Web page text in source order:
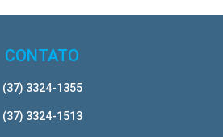
CONTATO
(37) 3324-1355
(37) 3324-1513